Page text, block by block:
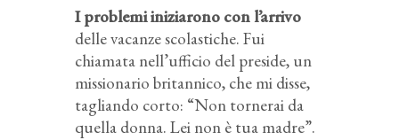
I problemi iniziarono con l’arrivo
delle vacanze scolastiche. Fui
chiamata nell’ufficio del preside, un
missionario britannico, che mi disse,
tagliando corto: “Non tornerai da
quella donna. Lei non è tua madre”.